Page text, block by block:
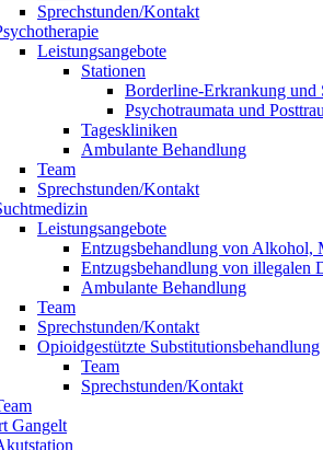
Sprechstunden/Kontakt
Leistungsangebote
Stationen
Borderline-Erkrankung und
Psychotraumata und
Tageskliniken
Ambulante Behandlung
Team
Sprechstunden/Kontakt
Leistungsangebote
Entzugsbehandlung von Alkohol,
Entzugsbehandlung von illegalen
Ambulante Behandlung
Team
Sprechstunden/Kontakt
Opioidgestützte Substitutionsbehandlung
Team
Sprechstunden/Kontakt
Gangelt